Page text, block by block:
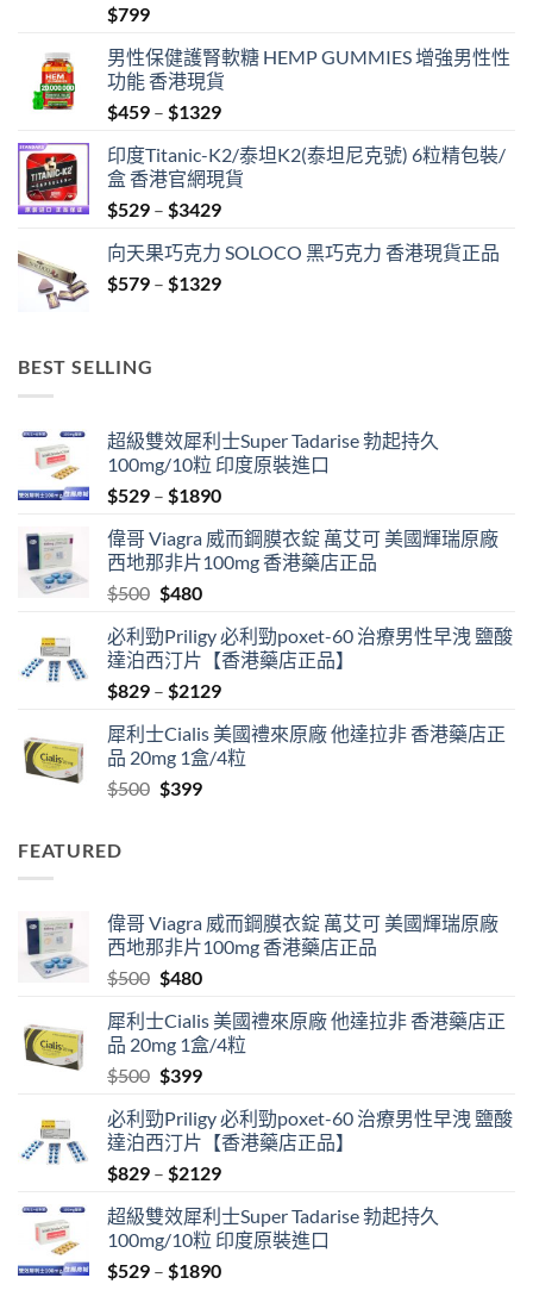
評分
滿分 5
$799
男性保健護腎軟糖 HEMP GUMMIES 增強男性性
功能 香港現貨
$459 – $1329Price
$459
through
$1329
印度Titanic-K2/泰坦K2(泰坦尼克號) 6粒精包裝/
盒 香港官網現貨
$529 – $3429Price
$529
through
向天果巧克力 SOLOCO 黑巧克力 香港現貨正品
$579 – $1329Price
BEST SELLING
超級雙效犀利士Super Tadarise 勃起持久
100mg/10粒 印度原裝進口
$529 – $1890Price
$529
through
偉哥 Viagra 威而鋼膜衣錠 萬艾可 美國輝瑞原廠
西地那非片100mg 香港藥店正品
$500 Original
was:
$500.
$480Current
is:
$480.
必利勁Priligy 必利勁poxet-60 治療男性早洩 鹽酸
達泊西汀片【香港藥店正品】
$829 – $2129Price
$829
through
犀利士Cialis 美國禮來原廠 他達拉非 香港藥店正
品 20mg 1盒/4粒
$500 Original
$399Current
FEATURED
偉哥 Viagra 威而鋼膜衣錠 萬艾可 美國輝瑞原廠
西地那非片100mg 香港藥店正品
$500 Original
was:
$500.
$480Current
is:
$480.
犀利士Cialis 美國禮來原廠 他達拉非 香港藥店正
品 20mg 1盒/4粒
$500 Original
was:
$500.
$399Current
is:
$399.
必利勁Priligy 必利勁poxet-60 治療男性早洩 鹽酸
達泊西汀片【香港藥店正品】
$829 – $2129Price
$829
through
$2129
超級雙效犀利士Super Tadarise 勃起持久
100mg/10粒 印度原裝進口
$529 – $1890Price